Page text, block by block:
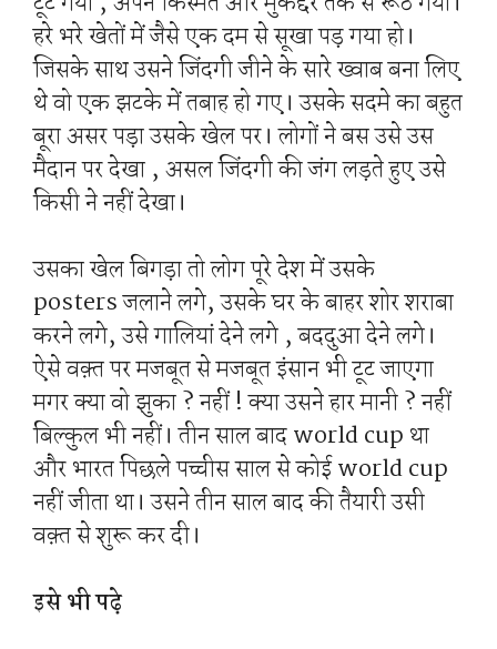
हरे भरे खेतों में जैसे एक दम से सूखा पड़ गया हो।
जिसके साथ उसने जिंदगी जीने के सारे ख्वाब बना लिए
थे वो एक झटके में तबाह हो गए। उसके सदमे का बहुत
बूरा असर पड़ा उसके खेल पर। लोगों ने बस उसे उस
मैदान पर देखा , असल जिंदगी की जंग लड़ते हुए उसे
किसी ने नहीं देखा।
उसका खेल बिगड़ा तो लोग पूरे देश में उसके
posters जलाने लगे, उसके घर के बाहर शोर शराबा
करने लगे, उसे गालियां देने लगे , बददुआ देने लगे।
ऐसे वक़्त पर मजबूत से मजबूत इंसान भी टूट जाएगा
मगर क्या वो झुका ? नहीं ! क्या उसने हार मानी ? नहीं
बिल्कुल भी नहीं। तीन साल बाद world cup था
और भारत पिछले पच्चीस साल से कोई world cup
नहीं जीता था। उसने तीन साल बाद की तैयारी उसी
वक़्त से शुरू कर दी।
इसे भी पढ़े